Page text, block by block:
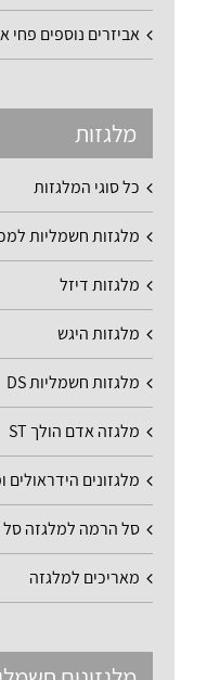
אביזרים נוספים
מלגזות
כל סוגי המלגזות
מלגזות חשמליות
מלגזות דיזל
מלגזות היגש
מלגזות חשמליות DS
מלגזה אדם הולך ST
מלגזונים הידראולים
סל הרמה למלגזה סל
מאריכים למלגזה